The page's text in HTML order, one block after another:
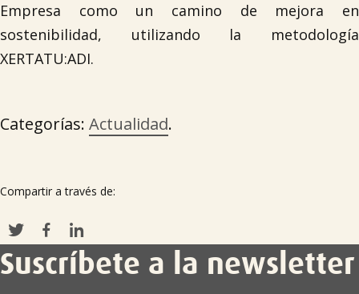
Empresa como un camino de mejora en
sostenibilidad, utilizando la metodología
XERTATU:ADI.
Categorías: Actualidad.
Compartir a través de:
Suscríbete a la newsletter